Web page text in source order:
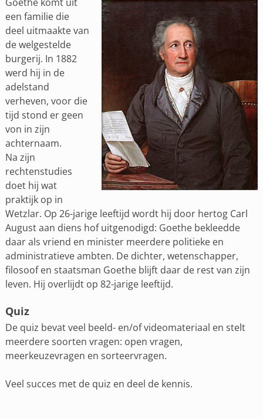
een familie die
deel uitmaakte van
de welgestelde
burgerij. In 1882
werd hij in de
adelstand
verheven, voor die
tijd stond er geen
von in zijn
achternaam.
Na zijn
rechtenstudies
doet hij wat
praktijk op in
Wetzlar. Op 26-jarige leeftijd wordt hij door hertog Carl
August aan diens hof uitgenodigd: Goethe bekleedde
daar als vriend en minister meerdere politieke en
administratieve ambten. De dichter, wetenschapper,
filosoof en staatsman Goethe blijft daar de rest van zijn
leven. Hij overlijdt op 82-jarige leeftijd.
Quiz
De quiz bevat veel beeld- en/of videomateriaal en stelt
meerdere soorten vragen: open vragen,
meerkeuzevragen en sorteervragen.
Veel succes met de quiz en deel de kennis.